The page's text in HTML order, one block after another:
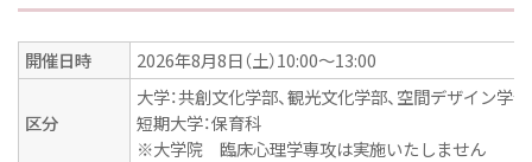
開催日時 2026年8月8日（土）10:00〜13:00
区分
大学：共創文化学部、観光文化学部、空間デザイン学
短期大学：保育科
※大学院 臨床心理学専攻は実施いたしません